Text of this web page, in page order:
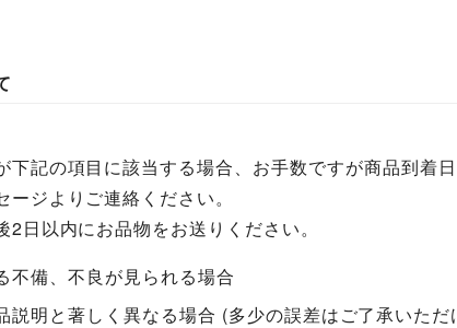
下記の項目に該当する場合、お手数ですが商品到着
ジよりご連絡ください。
2日以内にお品物をお送りください。
不備、不良が見られる場合
説明と著しく異なる場合 (多少の誤差はご了承いただ